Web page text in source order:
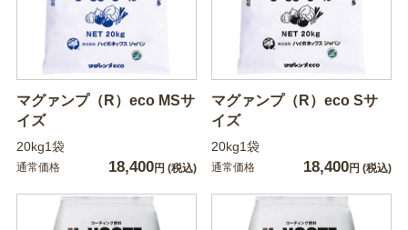
マグァンプ（R）eco MSサ
イズ
20kg1袋
通常価格 18,400円 (税込)
マグァンプ（R）eco Sサ
イズ
20kg1袋
通常価格 18,400円 (税込)